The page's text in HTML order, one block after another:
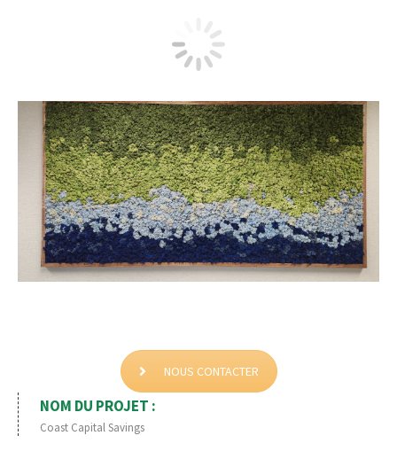
NOUS CONTACTER
NOM DU PROJET :
Coast Capital Savings